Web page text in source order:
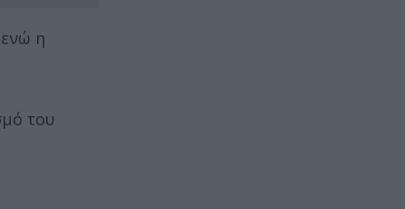
η
του